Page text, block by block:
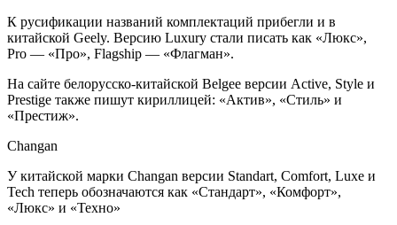
К русификации названий комплектаций прибегли и в
китайской Geely. Версию Luxury стали писать как «Люкс»,
Pro — «Про», Flagship — «Флагман».
На сайте белорусско-китайской Belgee версии Active, Style и
Prestige также пишут кириллицей: «Актив», «Стиль» и
«Престиж».
Changan
У китайской марки Changan версии Standart, Comfort, Luxe и
Tech теперь обозначаются как «Стандарт», «Комфорт»,
«Люкс» и «Техно»